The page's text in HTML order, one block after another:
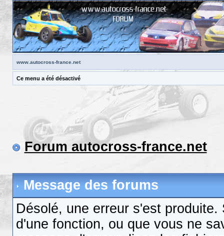
www.autocross-france.net
Ce menu a été désactivé
Forum autocross-france.net
Message des forums
Désolé, une erreur s'est
d'une fonction, ou que vous ne